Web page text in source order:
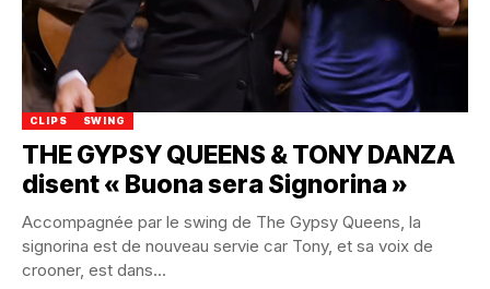
CLIPS SWING
THE GYPSY QUEENS & TONY DANZA
disent « Buona sera Signorina »
Accompagnée par le swing de The Gypsy Queens, la
signorina est de nouveau servie car Tony, et sa voix de
crooner, est dans...